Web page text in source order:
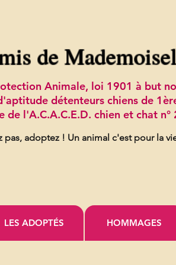
de
Animale, loi 1901 à but
détenteurs chiens de
l'A.C.A.C.E.D. chien et chat
pas, adoptez ! Un animal c'est pour la
LES ADOPTÉS HOMMAGES